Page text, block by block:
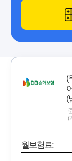
(
(
월보험료: